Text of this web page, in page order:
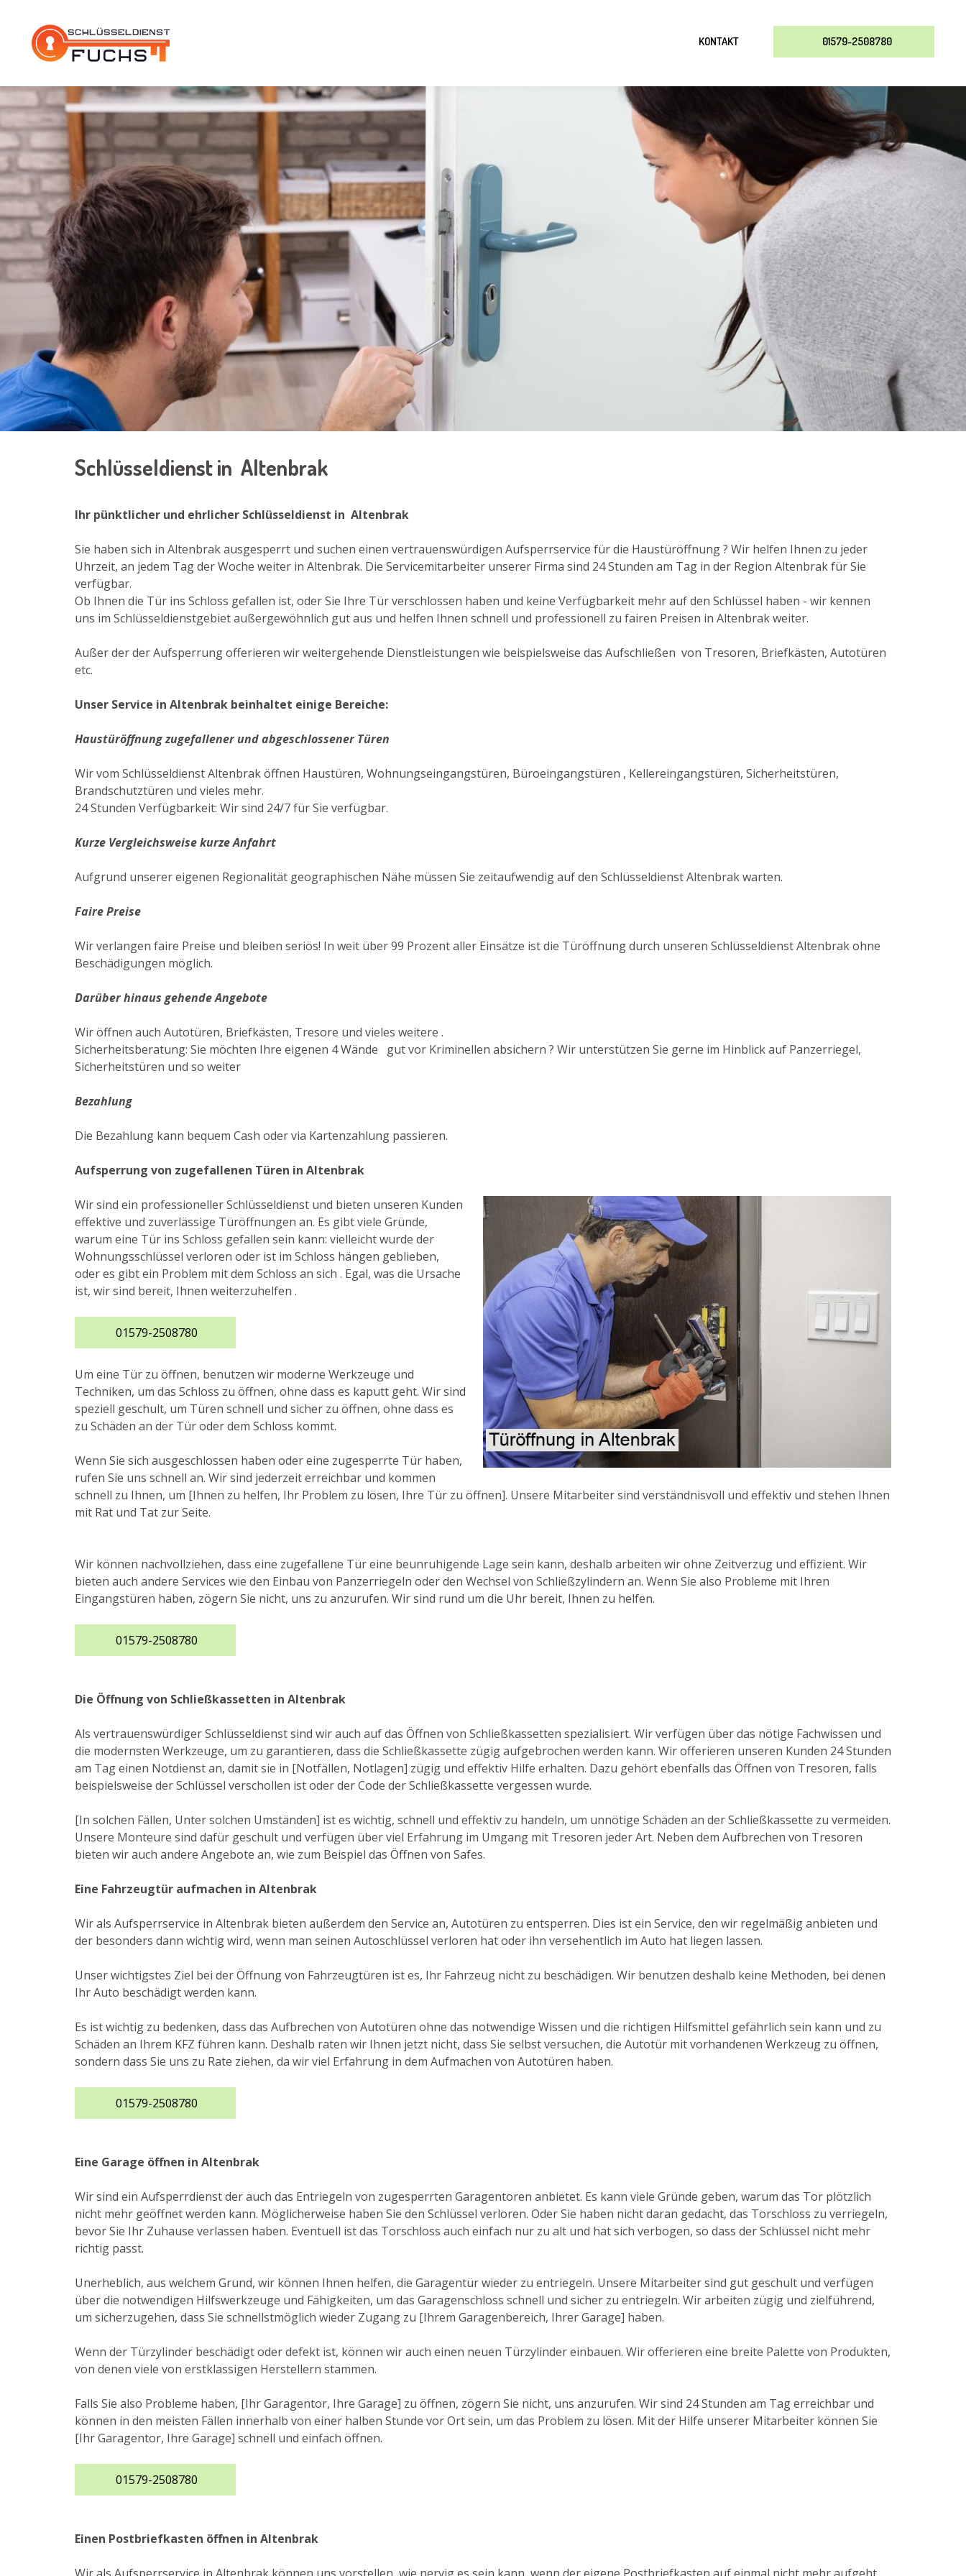
KONTAKT 01579-2508780
Schlüsseldienst in Altenbrak
Ihr pünktlicher und ehrlicher Schlüsseldienst in Altenbrak
Sie haben sich in Altenbrak ausgesperrt und suchen einen vertrauenswürdigen Aufsperrservice für die Haustüröffnung ? Wir helfen Ihnen zu jeder
Uhrzeit, an jedem Tag der Woche weiter in Altenbrak. Die Servicemitarbeiter unserer Firma sind 24 Stunden am Tag in der Region Altenbrak für Sie
verfügbar.
Ob Ihnen die Tür ins Schloss gefallen ist, oder Sie Ihre Tür verschlossen haben und keine Verfügbarkeit mehr auf den Schlüssel haben - wir kennen
uns im Schlüsseldienstgebiet außergewöhnlich gut aus und helfen Ihnen schnell und professionell zu fairen Preisen in Altenbrak weiter.
Außer der der Aufsperrung offerieren wir weitergehende Dienstleistungen wie beispielsweise das Aufschließen von Tresoren, Briefkästen, Autotüren
etc.
Unser Service in Altenbrak beinhaltet einige Bereiche:
Haustüröffnung zugefallener und abgeschlossener Türen
Wir vom Schlüsseldienst Altenbrak öffnen Haustüren, Wohnungseingangstüren, Büroeingangstüren , Kellereingangstüren, Sicherheitstüren,
Brandschutztüren und vieles mehr.
24 Stunden Verfügbarkeit: Wir sind 24/7 für Sie verfügbar.
Kurze Vergleichsweise kurze Anfahrt
Aufgrund unserer eigenen Regionalität geographischen Nähe müssen Sie zeitaufwendig auf den Schlüsseldienst Altenbrak warten.
Faire Preise
Wir verlangen faire Preise und bleiben seriös! In weit über 99 Prozent aller Einsätze ist die Türöffnung durch unseren Schlüsseldienst Altenbrak ohne
Beschädigungen möglich.
Darüber hinaus gehende Angebote
Wir öffnen auch Autotüren, Briefkästen, Tresore und vieles weitere .
Sicherheitsberatung: Sie möchten Ihre eigenen 4 Wände gut vor Kriminellen absichern ? Wir unterstützen Sie gerne im Hinblick auf Panzerriegel,
Sicherheitstüren und so weiter
Bezahlung
Die Bezahlung kann bequem Cash oder via Kartenzahlung passieren.
Aufsperrung von zugefallenen Türen in Altenbrak
Wir sind ein professioneller Schlüsseldienst und bieten unseren Kunden
effektive und zuverlässige Türöffnungen an. Es gibt viele Gründe,
warum eine Tür ins Schloss gefallen sein kann: vielleicht wurde der
Wohnungsschlüssel verloren oder ist im Schloss hängen geblieben,
oder es gibt ein Problem mit dem Schloss an sich . Egal, was die Ursache
ist, wir sind bereit, Ihnen weiterzuhelfen .
01579-2508780
Um eine Tür zu öffnen, benutzen wir moderne Werkzeuge und
Techniken, um das Schloss zu öffnen, ohne dass es kaputt geht. Wir sind
speziell geschult, um Türen schnell und sicher zu öffnen, ohne dass es
zu Schäden an der Tür oder dem Schloss kommt.
Wenn Sie sich ausgeschlossen haben oder eine zugesperrte Tür haben,
rufen Sie uns schnell an. Wir sind jederzeit erreichbar und kommen
schnell zu Ihnen, um [Ihnen zu helfen, Ihr Problem zu lösen, Ihre Tür zu öffnen]. Unsere Mitarbeiter sind verständnisvoll und effektiv und stehen Ihnen
mit Rat und Tat zur Seite.
Wir können nachvollziehen, dass eine zugefallene Tür eine beunruhigende Lage sein kann, deshalb arbeiten wir ohne Zeitverzug und effizient. Wir
bieten auch andere Services wie den Einbau von Panzerriegeln oder den Wechsel von Schließzylindern an. Wenn Sie also Probleme mit Ihren
Eingangstüren haben, zögern Sie nicht, uns zu anzurufen. Wir sind rund um die Uhr bereit, Ihnen zu helfen.
01579-2508780
Die Öffnung von Schließkassetten in Altenbrak
Als vertrauenswürdiger Schlüsseldienst sind wir auch auf das Öffnen von Schließkassetten spezialisiert. Wir verfügen über das nötige Fachwissen und
die modernsten Werkzeuge, um zu garantieren, dass die Schließkassette zügig aufgebrochen werden kann. Wir offerieren unseren Kunden 24 Stunden
am Tag einen Notdienst an, damit sie in [Notfällen, Notlagen] zügig und effektiv Hilfe erhalten. Dazu gehört ebenfalls das Öffnen von Tresoren, falls
beispielsweise der Schlüssel verschollen ist oder der Code der Schließkassette vergessen wurde.
[In solchen Fällen, Unter solchen Umständen] ist es wichtig, schnell und effektiv zu handeln, um unnötige Schäden an der Schließkassette zu vermeiden.
Unsere Monteure sind dafür geschult und verfügen über viel Erfahrung im Umgang mit Tresoren jeder Art. Neben dem Aufbrechen von Tresoren
bieten wir auch andere Angebote an, wie zum Beispiel das Öffnen von Safes.
Eine Fahrzeugtür aufmachen in Altenbrak
Wir als Aufsperrservice in Altenbrak bieten außerdem den Service an, Autotüren zu entsperren. Dies ist ein Service, den wir regelmäßig anbieten und
der besonders dann wichtig wird, wenn man seinen Autoschlüssel verloren hat oder ihn versehentlich im Auto hat liegen lassen.
Unser wichtigstes Ziel bei der Öffnung von Fahrzeugtüren ist es, Ihr Fahrzeug nicht zu beschädigen. Wir benutzen deshalb keine Methoden, bei denen
Ihr Auto beschädigt werden kann.
Es ist wichtig zu bedenken, dass das Aufbrechen von Autotüren ohne das notwendige Wissen und die richtigen Hilfsmittel gefährlich sein kann und zu
Schäden an Ihrem KFZ führen kann. Deshalb raten wir Ihnen jetzt nicht, dass Sie selbst versuchen, die Autotür mit vorhandenen Werkzeug zu öffnen,
sondern dass Sie uns zu Rate ziehen, da wir viel Erfahrung in dem Aufmachen von Autotüren haben.
01579-2508780
Eine Garage öffnen in Altenbrak
Wir sind ein Aufsperrdienst der auch das Entriegeln von zugesperrten Garagentoren anbietet. Es kann viele Gründe geben, warum das Tor plötzlich
nicht mehr geöffnet werden kann. Möglicherweise haben Sie den Schlüssel verloren. Oder Sie haben nicht daran gedacht, das Torschloss zu verriegeln,
bevor Sie Ihr Zuhause verlassen haben. Eventuell ist das Torschloss auch einfach nur zu alt und hat sich verbogen, so dass der Schlüssel nicht mehr
richtig passt.
Unerheblich, aus welchem Grund, wir können Ihnen helfen, die Garagentür wieder zu entriegeln. Unsere Mitarbeiter sind gut geschult und verfügen
über die notwendigen Hilfswerkzeuge und Fähigkeiten, um das Garagenschloss schnell und sicher zu entriegeln. Wir arbeiten zügig und zielführend,
um sicherzugehen, dass Sie schnellstmöglich wieder Zugang zu [Ihrem Garagenbereich, Ihrer Garage] haben.
Wenn der Türzylinder beschädigt oder defekt ist, können wir auch einen neuen Türzylinder einbauen. Wir offerieren eine breite Palette von Produkten,
von denen viele von erstklassigen Herstellern stammen.
Falls Sie also Probleme haben, [Ihr Garagentor, Ihre Garage] zu öffnen, zögern Sie nicht, uns anzurufen. Wir sind 24 Stunden am Tag erreichbar und
können in den meisten Fällen innerhalb von einer halben Stunde vor Ort sein, um das Problem zu lösen. Mit der Hilfe unserer Mitarbeiter können Sie
[Ihr Garagentor, Ihre Garage] schnell und einfach öffnen.
01579-2508780
Einen Postbriefkasten öffnen in Altenbrak